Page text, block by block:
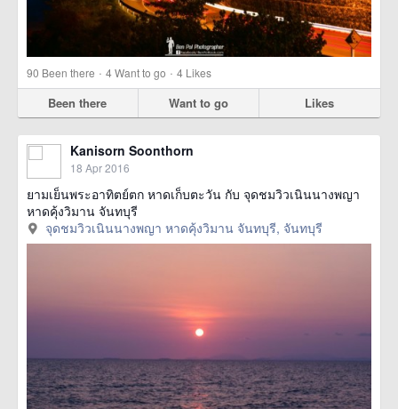
90 Been there · 4Want to go · 4 Likes
Been there Want to go Likes
Kanisorn Soonthorn
18 Apr 2016
ยามเย็นพระอาทิตย์ตก หาดเก็บตะวัน กับ จุดชมวิวเนินนางพญา
หาดคุ้งวิมาน จันทบุรี
จุดชมวิวเนินนางพญา หาดคุ้งวิมาน จันทบุรี, จันทบุรี